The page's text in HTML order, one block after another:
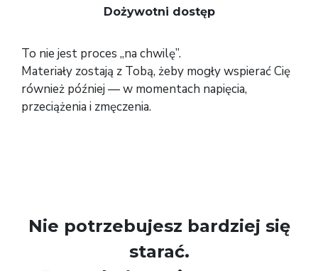
Dożywotni dostęp
To nie jest proces „na chwilę”.
Materiały zostają z Tobą, żeby mogły wspierać Cię
również później — w momentach napięcia,
przeciążenia i zmęczenia.
Nie potrzebujesz bardziej się
starać.